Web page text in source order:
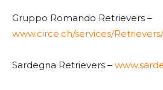
Gruppo Romando Retrievers –
www.circe.ch/services/
Sardegna Retrievers –